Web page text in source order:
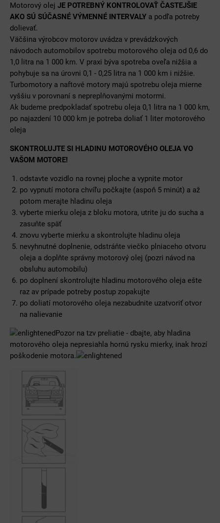
Motorový olej JE POTREBNÝ KONTROLOVAŤ ČASTEJŠIE
AKO SÚ SÚČASNÉ VÝMENNÉ INTERVALY a podľa potreby
dolievať.
Väčšina výrobcov motorov uvádza v prevádzkových
návodoch automobilov spotrebu motorového oleja od 0,6 do
1,0 litra na 1 000 km. V praxi býva spotreba oveľa nižšia a
pohybuje sa na úrovni 0,1 - 0,25 litra na 1 000 km i nižšie.
Turbomotory a naftové motory majú spotrebu oleja mierne
vyššiu v porovnaní s nepreplňovanými motormi.
Ak budeme predpokladať spotrebu oleja 0,1 litra na 1 000 km,
po najazdení 10 000 km je potreba doliať 1 liter motorového
oleja
SKONTROLUJTE SI HLADINU MOTOROVÉHO OLEJA VO
VAŠOM MOTORE!
odstavte vozidlo na rovnej ploche a vypnite motor
po vypnutí motora chvíľu počkajte (aspoň 5 minút) a až
potom merajte hladinu oleja
vyberte mierku oleja z bloku motora, utrite ju do sucha a
zasuňte späť
znovu vyberte mierku a skontrolujte hladinu oleja
nevyhnutné doplnenie, odstráňte viečko plniaceho otvoru
oleja a doplňte správny motorový olej (pozri návod na
obsluhu automobilu)
po doplnení skontrolujte hladinu motorového oleja ešte
raz av prípade potreby postup zopakujte
po doliatí motorového oleja nezabudnite uzatvoriť otvor
na nalievanie
Pozor na tzv preliatie - dbajte, aby hladina
motorového oleja nepresiahla hornú rysku mierky, inak hrozí
poškodenie motora.